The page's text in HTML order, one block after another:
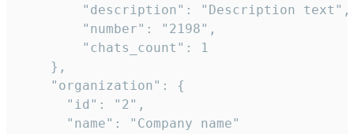
        "description": "Description text",
        "number": "2198",
        "chats_count": 1
    },
    "organization": {
      "id": "2",
      "name": "Company name"